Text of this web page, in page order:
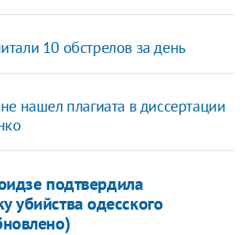
10 обстрелов за день
нашел плагиата в диссертации
подтвердила
убийства одесского